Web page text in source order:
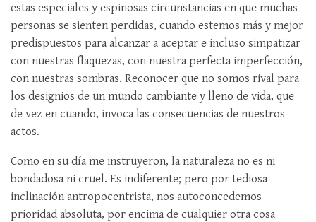
estas especiales y espinosas circunstancias en que muchas
personas se sienten perdidas, cuando estemos más y mejor
predispuestos para alcanzar a aceptar e incluso simpatizar
con nuestras flaquezas, con nuestra perfecta imperfección,
con nuestras sombras. Reconocer que no somos rival para
los designios de un mundo cambiante y lleno de vida, que
de vez en cuando, invoca las consecuencias de nuestros
actos.
Como en su día me instruyeron, la naturaleza no es ni
bondadosa ni cruel. Es indiferente; pero por tediosa
inclinación antropocentrista, nos autoconcedemos
prioridad absoluta, por encima de cualquier otra cosa